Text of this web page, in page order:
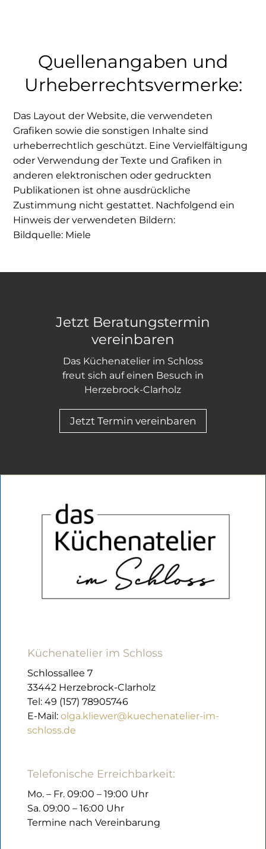
Quellenangaben und
Urheberrechtsvermerke:
Das Layout der Website, die verwendeten
Grafiken sowie die sonstigen Inhalte sind
urheberrechtlich geschützt. Eine Vervielfältigung
oder Verwendung der Texte und Grafiken in
anderen elektronischen oder gedruckten
Publikationen ist ohne ausdrückliche
Zustimmung nicht gestattet. Nachfolgend ein
Hinweis der verwendeten Bildern:
Bildquelle: Miele
Jetzt Beratungstermin
vereinbaren
Das Küchenatelier im Schloss
freut sich auf einen Besuch in
Herzebrock-Clarholz
Jetzt Termin vereinbaren
Küchenatelier im Schloss
Schlossallee 7
33442 Herzebrock-Clarholz
Tel: 49 (157) 78905746
E-Mail: olga.kliewer@kuechenatelier-im-
schloss.de
Telefonische Erreichbarkeit:
Mo. – Fr. 09:00 – 19:00 Uhr
Sa. 09:00 – 16:00 Uhr
Termine nach Vereinbarung